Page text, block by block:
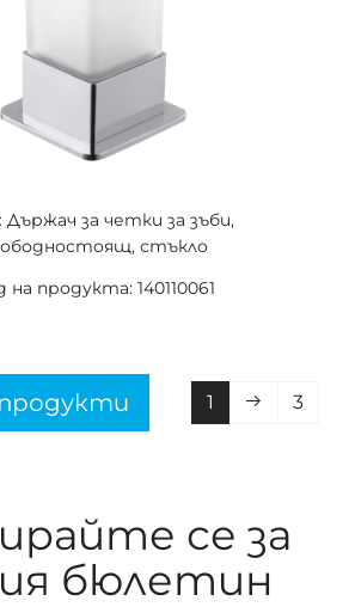
Държач за четки за зъби,
стъкло
на продукта: 140110061
1 3
се за
бюлетин